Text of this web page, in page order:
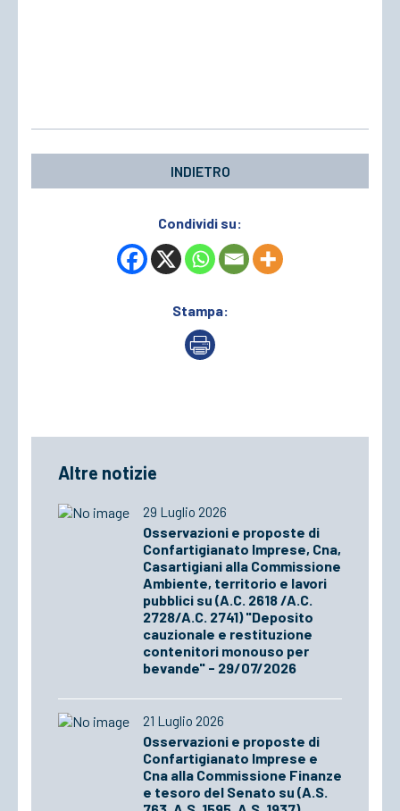
INDIETRO
Condividi su:
Stampa:
Altre notizie
29 Luglio 2026
Osservazioni e proposte di
Confartigianato Imprese, Cna,
Casartigiani alla Commissione
Ambiente, territorio e lavori
pubblici su (A.C. 2618 /A.C.
2728/A.C. 2741) "Deposito
cauzionale e restituzione
contenitori monouso per
bevande" - 29/07/2026
21 Luglio 2026
Osservazioni e proposte di
Confartigianato Imprese e
Cna alla Commissione Finanze
e tesoro del Senato su (A.S.